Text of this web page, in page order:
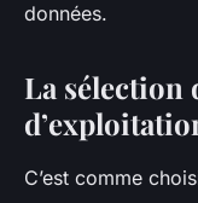
données.
La sélection
C’est comme